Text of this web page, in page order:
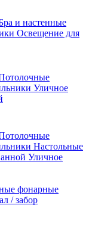
и настенные
Освещение для
Уличное
Настольные
Уличное
фонарные
/ забор